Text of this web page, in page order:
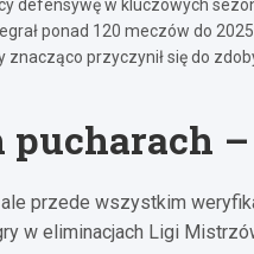
defensywę w kluczowych
ponad 120 meczów do
przyczynił się do
przede wszystkim
w eliminacjach Ligi